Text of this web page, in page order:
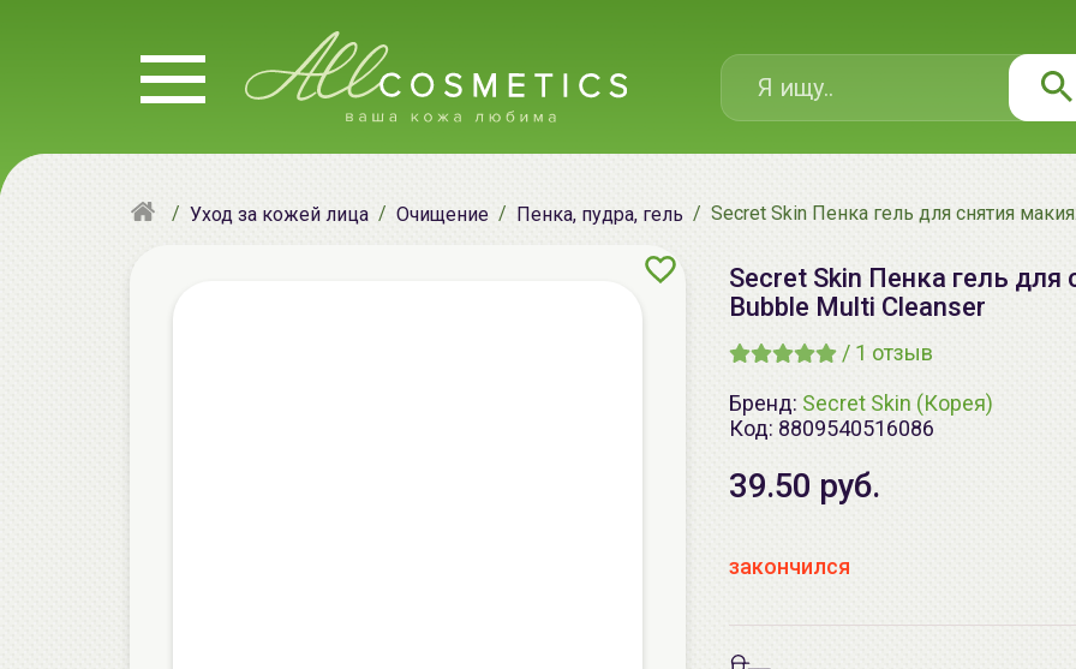
Уход за кожей лица Очищение Пенка, пудра, гель Secret Skin Пенка гель для снятия
Secret Skin Пенка гель для
Bubble Multi Cleanser
/ 1 отзыв
Бренд: Secret Skin (Корея)
Код: 8809540516086
39.50 руб.
закончился